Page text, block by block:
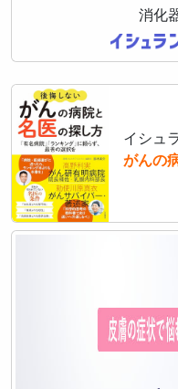
消化
イシュ
がんの